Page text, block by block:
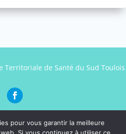
Territoriale de Santé du Sud Toulois
pour vous garantir la meilleure